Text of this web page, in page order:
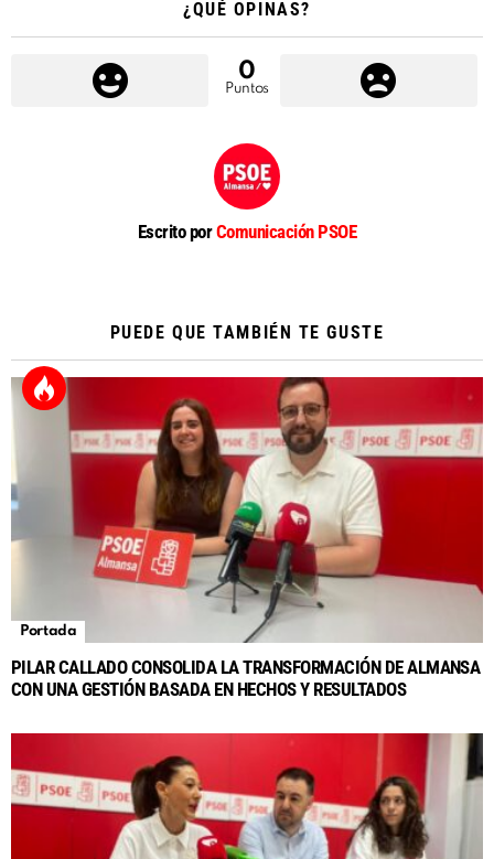
¿QUÉ OPINAS?
0
Puntos
Escrito porComunicación PSOE
PUEDE QUE TAMBIÉN TE GUSTE
Portada
PILAR CALLADO CONSOLIDA LA TRANSFORMACIÓN DE ALMANSA
CON UNA GESTIÓN BASADA EN HECHOS Y RESULTADOS